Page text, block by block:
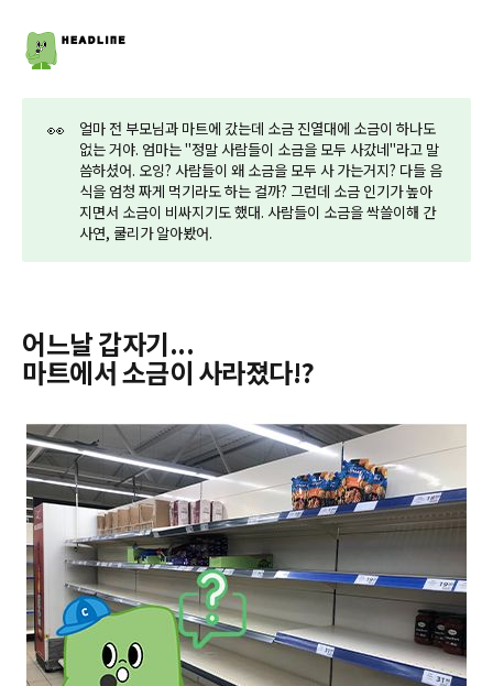
👀
얼마 전 부모님과 마트에 갔는데 소금 진열대에 소금이 하나도
없는 거야. 엄마는 "정말 사람들이 소금을 모두 사갔네"라고 말
씀하셨어. 오잉? 사람들이 왜 소금을 모두 사 가는거지? 다들 음
식을 엄청 짜게 먹기라도 하는 걸까? 그런데 소금 인기가 높아
지면서 소금이 비싸지기도 했대. 사람들이 소금을 싹쓸이해 간
사연, 쿨리가 알아봤어.
어느날 갑자기...
마트에서 소금이 사라졌다!?